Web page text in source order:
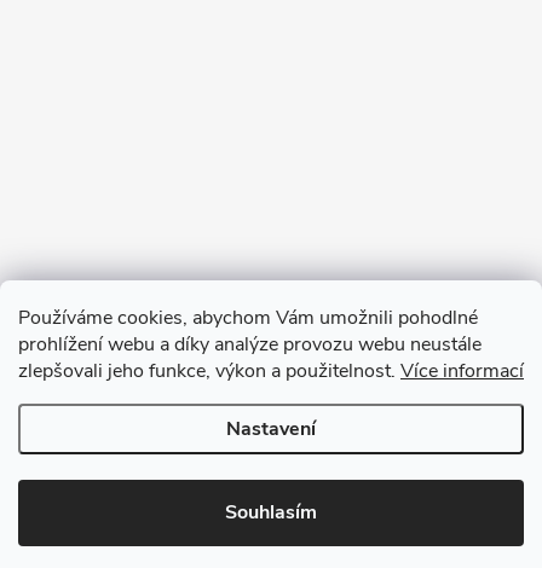
Používáme cookies, abychom Vám umožnili pohodlné
prohlížení webu a díky analýze provozu webu neustále
zlepšovali jeho funkce, výkon a použitelnost. Více informací
Nastavení
Souhlasím
Sledovat na Instagramu
Copyright 2026GOURMET PARTNERS. Všechna práva vyhrazena.